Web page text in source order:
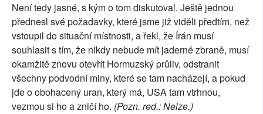
Není tedy jasné, s kým o tom diskutoval. Ještě jednou
přednesl své požadavky, které jsme již viděli předtím, než
vstoupil do situační místnosti, a řekl, že Írán musí
souhlasit s tím, že nikdy nebude mít jaderné zbraně, musí
okamžitě znovu otevřít Hormuzský průliv, odstranit
všechny podvodní miny, které se tam nacházejí, a pokud
jde o obohacený uran, který má, USA tam vtrhnou,
vezmou si ho a zničí ho. (Pozn. red.: Nelze.)